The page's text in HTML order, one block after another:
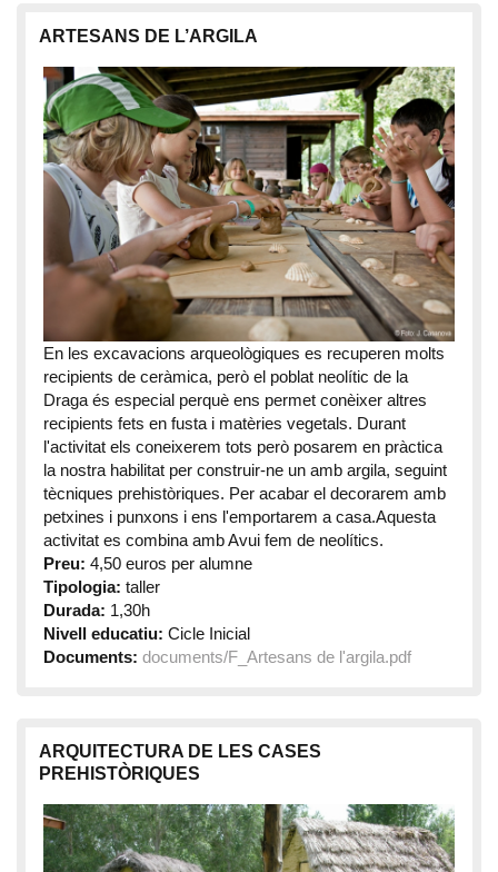
ARTESANS DE L’ARGILA
En les excavacions arqueològiques es recuperen molts
recipients de ceràmica, però el poblat neolític de la
Draga és especial perquè ens permet conèixer altres
recipients fets en fusta i matèries vegetals. Durant
l'activitat els coneixerem tots però posarem en pràctica
la nostra habilitat per construir-ne un amb argila, seguint
tècniques prehistòriques. Per acabar el decorarem amb
petxines i punxons i ens l'emportarem a casa.Aquesta
activitat es combina amb Avui fem de neolítics.
Preu: 4,50 euros per alumne
Tipologia: taller
Durada: 1,30h
Nivell educatiu: Cicle Inicial
Documents: documents/F_Artesans de l'argila.pdf
ARQUITECTURA DE LES CASES
PREHISTÒRIQUES